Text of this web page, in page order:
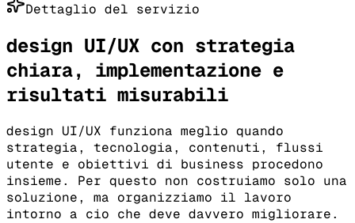
Dettaglio del servizio
design UI/UX con strategia
chiara, implementazione e
risultati misurabili
design UI/UX funziona meglio quando
strategia, tecnologia, contenuti, flussi
utente e obiettivi di business procedono
insieme. Per questo non costruiamo solo una
soluzione, ma organizziamo il lavoro
intorno a cio che deve davvero migliorare.